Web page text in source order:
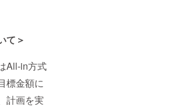
て＞
All-in方式
標金額に
計画を実